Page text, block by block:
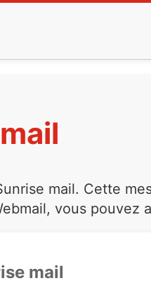
mail. Cette
vous pouvez
mail